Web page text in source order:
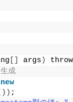
args )
成
new
;